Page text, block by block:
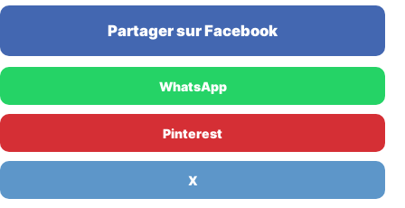
Partager sur Facebook
WhatsApp
Pinterest
X